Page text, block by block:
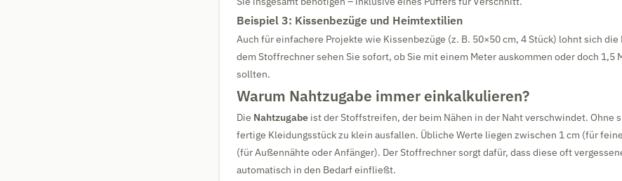
Beispiel 3: Kissenbezüge und Heimtextilien
Auch für einfachere Projekte wie Kissenbezüge (z. B. 50×50 cm, 4 Stück) lohnt sich die
dem Stoffrechner sehen Sie sofort, ob Sie mit einem Meter auskommen oder doch 1,5
sollten.
Warum Nahtzugabe immer einkalkulieren?
Die Nahtzugabe ist der Stoffstreifen, der beim Nähen in der Naht verschwindet. Ohne
fertige Kleidungsstück zu klein ausfallen. Übliche Werte liegen zwischen 1 cm (für
(für Außennähte oder Anfänger). Der Stoffrechner sorgt dafür, dass diese oft
automatisch in den Bedarf einfließt.